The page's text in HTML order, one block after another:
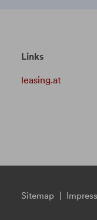
Links
leasing.at
Sitemap